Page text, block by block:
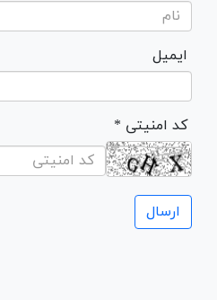
ایمیل
* کد امنیتی